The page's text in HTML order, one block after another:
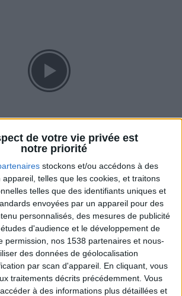
de votre vie privée est
notre priorité
stockons et/ou accédons à des
telles que les cookies, et traitons
telles que des identifiants uniques et
envoyées par un appareil pour des
personnalisés, des mesures de publicité
d'audience et le développement de
permission, nos 1538 partenaires et nous-
des données de géolocalisation
par scan d'appareil. En cliquant, vous
traitements décrits précédemment. Vous
à des informations plus détaillées et
Pepito, Harrys... Que valent vraiment
ces gâteaux ?
en direct Voir tout